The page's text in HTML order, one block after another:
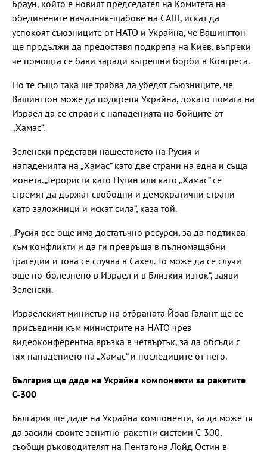
Браун, който е новият председател на Комитета на
обединените началник-щабове на САЩ, искат да
успокоят съюзниците от НАТО и Украйна, че Вашингтон
ще продължи да предоставя подкрепа на Киев, въпреки
че помощта се бави заради вътрешни борби в Конгреса.
Но те също така ще трябва да убедят съюзниците, че
Вашингтон може да подкрепя Украйна, докато помага на
Израел да се справи с нападенията на бойците от
„Хамас“.
Зеленски представи нашествието на Русия и
нападенията на „Хамас“ като две страни на една и съща
монета. „Терористи като Путин или като „Хамас“ се
стремят да държат свободни и демократични страни
като заложници и искат сила“, каза той.
„Русия все още има достатъчно ресурси, за да подтиква
към конфликти и да ги превръща в пълномащабни
трагедии и това се случва в Сахел. То може да се случи
още по-болезнено в Израел и в Близкия изток“, заяви
Зеленски.
Израелският министър на отбраната Йоав Галант ще се
присъедини към министрите на НАТО чрез
видеоконферентна връзка в четвъртък, за да обсъди с
тях нападението на „Хамас“ и последиците от него.
България ще даде на Украйна компоненти за ракетите
С-300
България ще даде на Украйна компоненти, за да може тя
да засили своите зенитно-ракетни системи С-300,
съобщи ръководителят на Пентагона Лойд Остин в